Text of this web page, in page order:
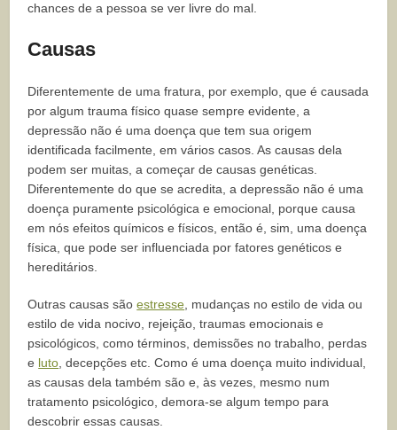
chances de a pessoa se ver livre do mal.
Causas
Diferentemente de uma fratura, por exemplo, que é causada
por algum trauma físico quase sempre evidente, a
depressão não é uma doença que tem sua origem
identificada facilmente, em vários casos. As causas dela
podem ser muitas, a começar de causas genéticas.
Diferentemente do que se acredita, a depressão não é uma
doença puramente psicológica e emocional, porque causa
em nós efeitos químicos e físicos, então é, sim, uma doença
física, que pode ser influenciada por fatores genéticos e
hereditários.
Outras causas sãoestresse , mudanças no estilo de vida ou
estilo de vida nocivo, rejeição, traumas emocionais e
psicológicos, como términos, demissões no trabalho, perdas
e luto , decepções etc. Como é uma doença muito individual,
as causas dela também são e, às vezes, mesmo num
tratamento psicológico, demora-se algum tempo para
descobrir essas causas.